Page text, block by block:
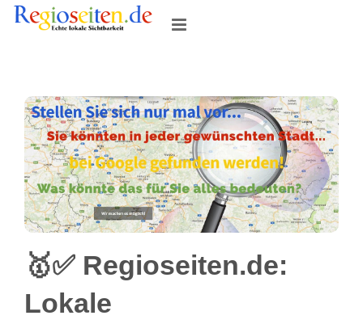
Skip
🥇✅ Regioseiten.de:
Lokale